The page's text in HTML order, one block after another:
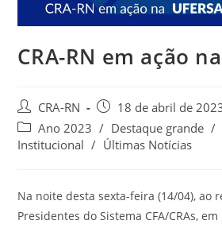
CRA-RN em ação
Autor
do
post:
CRA-RN
Post
publicado:
18 de abril de
Categoria
do
Ano 2023 / Destaque grande /
Institucional / Últimas Notícias
Na noite desta sexta-feira (14/04), ao
Presidentes do Sistema CFA/CRAs,